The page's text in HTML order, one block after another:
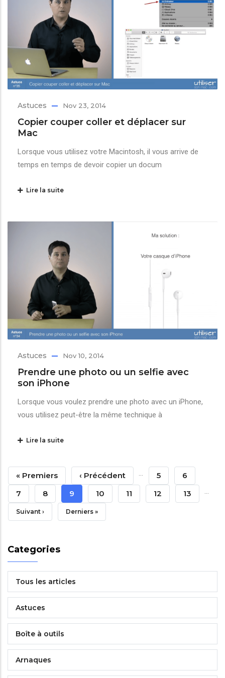
Astuces Nov 23, 2014
Copier couper coller et déplacer sur
Mac
Lorsque vous utilisez votre Macintosh, il vous arrive de
temps en temps de devoir copier un docum
Lire la suite
Astuces Nov 10, 2014
Prendre une photo ou un selfie avec
son iPhone
Lorsque vous voulez prendre une photo avec un iPhone,
vous utilisez peut-être la même technique à
Lire la suite
Pagination
Première
Page
« Premiers
Page
Précédente
‹ Précédent … Page
5 Page
6
Page
7 Page
8
Page
Courante
9 Page
10 Page
11 Page
12 Page
13 …
Page
Suivant › Dernière
Derniers »
Categories
Tous les articles
Astuces
Boîte à outils
Arnaques